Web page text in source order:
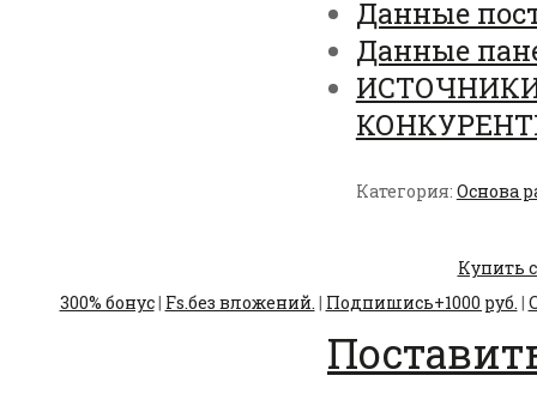
Данные
Данные
Категория: Основа
Купить
300% бонус| Fs.без вложений. | Подпишись+1000 руб. |